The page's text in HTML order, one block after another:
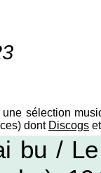
une sélection
dont Discogs
bu /